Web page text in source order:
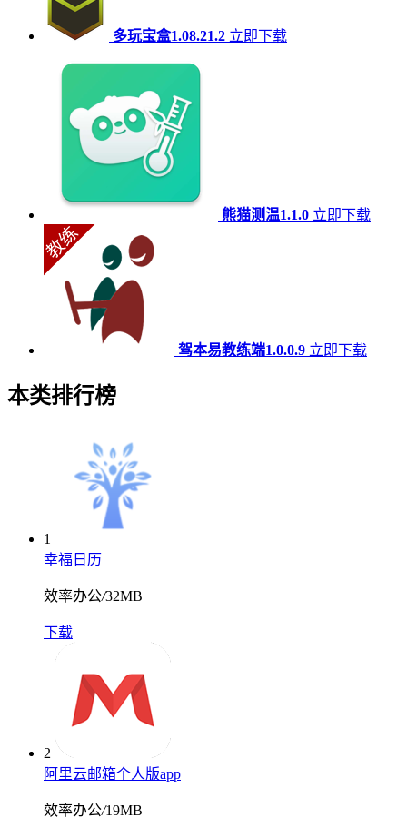
多玩宝盒1.08.21.2 立即下载
熊猫测温1.1.0 立即下载
驾本易教练端1.0.0.9 立即下载
本类排行榜
1
幸福日历
效率办公/32MB
下载
2
阿里云邮箱个人版app
效率办公/19MB